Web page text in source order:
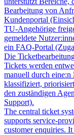
Bearbeitung von
Kundenportal
TU-Angehörige
gemeldete
ein FAQ-Portal
Die
Tickets werden
manuell durch
klassifiziert,
den zuständigen
Support).
The central ticket
supports service-
customer enquiries.